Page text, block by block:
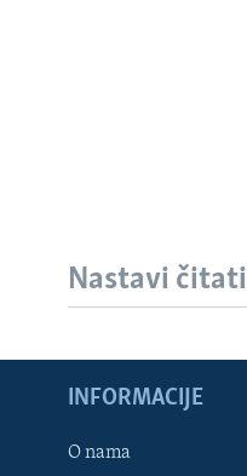
Learning English
Nastavi čitati
INFORMACIJE
O nama